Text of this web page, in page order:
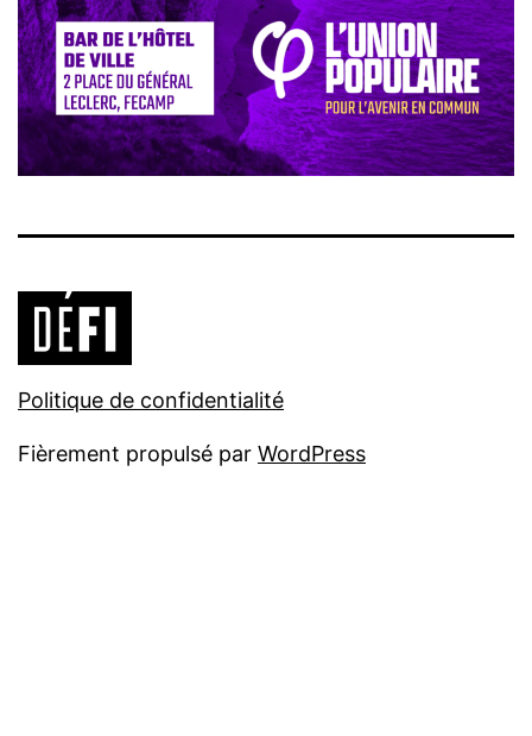
Politique de confidentialité
Fièrement propulsé par WordPress